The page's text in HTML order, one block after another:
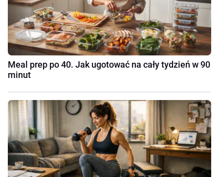
Meal prep po 40. Jak ugotować na cały tydzień w 90
minut